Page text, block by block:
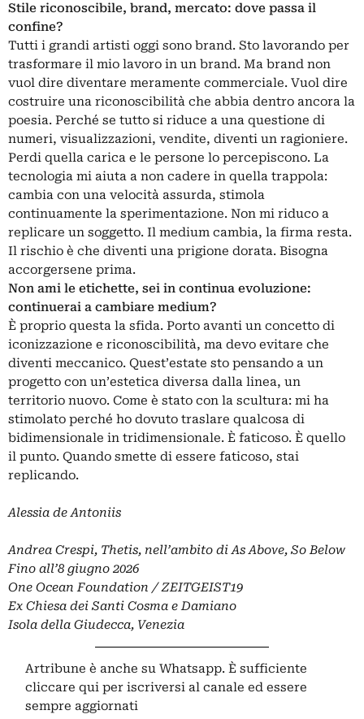
Stile riconoscibile, brand, mercato: dove passa il
confine?
Tutti i grandi artisti oggi sono brand. Sto lavorando per
trasformare il mio lavoro in un brand. Ma brand non
vuol dire diventare meramente commerciale. Vuol dire
costruire una riconoscibilità che abbia dentro ancora la
poesia. Perché se tutto si riduce a una questione di
numeri, visualizzazioni, vendite, diventi un ragioniere.
Perdi quella carica e le persone lo percepiscono. La
tecnologia mi aiuta a non cadere in quella trappola:
cambia con una velocità assurda, stimola
continuamente la sperimentazione. Non mi riduco a
replicare un soggetto. Il medium cambia, la firma resta.
Il rischio è che diventi una prigione dorata. Bisogna
accorgersene prima.
Non ami le etichette, sei in continua evoluzione:
continuerai a cambiare medium?
È proprio questa la sfida. Porto avanti un concetto di
iconizzazione e riconoscibilità, ma devo evitare che
diventi meccanico. Quest’estate sto pensando a un
progetto con un’estetica diversa dalla linea, un
territorio nuovo. Come è stato con la scultura: mi ha
stimolato perché ho dovuto traslare qualcosa di
bidimensionale in tridimensionale. È faticoso. È quello
il punto. Quando smette di essere faticoso, stai
replicando.
Alessia de Antoniis
Andrea Crespi, Thetis, nell’ambito di As Above, So Below
Fino all’8 giugno 2026
One Ocean Foundation / ZEITGEIST19
Ex Chiesa dei Santi Cosma e Damiano
Isola della Giudecca, Venezia
Artribune è anche su Whatsapp. È sufficiente
cliccare qui per iscriversi al canale ed essere
sempre aggiornati